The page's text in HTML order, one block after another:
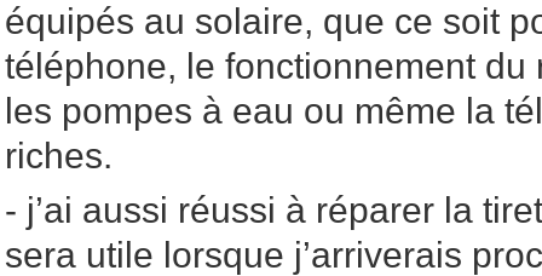
équipés au solaire, que ce soit
téléphone, le fonctionnement
les pompes à eau ou même la
riches.
- j’ai aussi réussi à réparer la
sera utile lorsque j’arriverais